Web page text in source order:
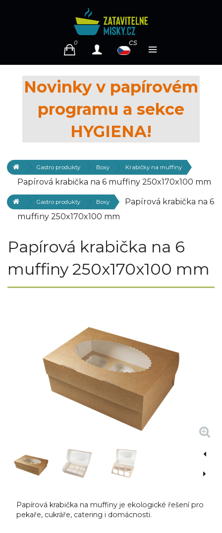
0 cs
Novinky v papírovém
programu a sekce
HYGIENA!
Gastro produkty Boxy Krabičky na muffiny
Papírová krabička na 6 muffiny 250x170x100 mm
Gastro produkty Boxy
Papírová krabička na 6
muffiny 250x170x100 mm
Papírová krabička na 6
muffiny 250x170x100 mm
Papírová krabička na muffiny je ekologické řešení pro
pekaře, cukráře, catering i domácnosti.